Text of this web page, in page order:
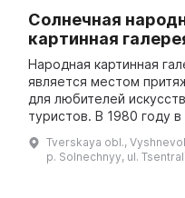
Солнечная
картинная
Народная картинная
является местом
для любителей
туристов. В 1980 году в поселке
Народная картинная
ней можно увидеть 170
Tverskaya obl.,
p. Solnechnyy, ul.